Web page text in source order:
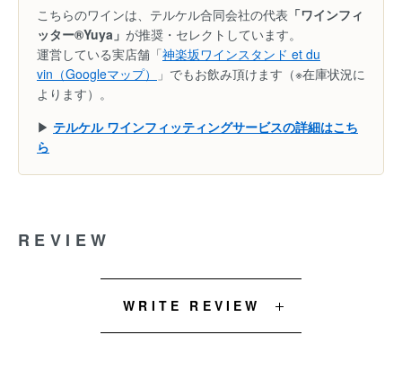
こちらのワインは、テルケル合同会社の代表 「ワインフィ
ッター®Yuya」 が推奨・セレクトしています。
運営している実店舗「神楽坂ワインスタンド et du
vin（Googleマップ）
」でもお飲み頂けます（※在庫状況に
よります）。
▶ テルケル ワインフィッティングサービスの詳細はこち
ら
REVIEW
WRITE REVIEW